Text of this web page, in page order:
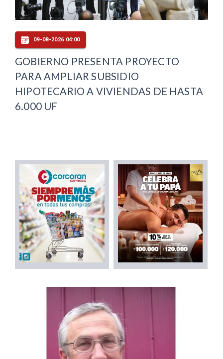
09-08-2026 04:00
GOBIERNO PRESENTA PROYECTO
PARA AMPLIAR SUBSIDIO
HIPOTECARIO A VIVIENDAS DE HASTA
6.000 UF